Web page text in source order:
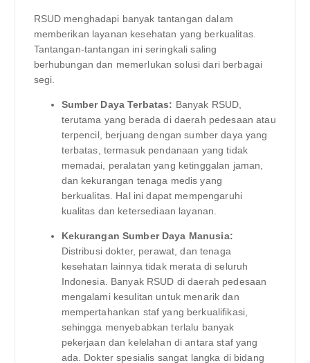
RSUD menghadapi banyak tantangan dalam
memberikan layanan kesehatan yang berkualitas.
Tantangan-tantangan ini seringkali saling
berhubungan dan memerlukan solusi dari berbagai
segi.
Sumber Daya Terbatas: Banyak RSUD,
terutama yang berada di daerah pedesaan atau
terpencil, berjuang dengan sumber daya yang
terbatas, termasuk pendanaan yang tidak
memadai, peralatan yang ketinggalan jaman,
dan kekurangan tenaga medis yang
berkualitas. Hal ini dapat mempengaruhi
kualitas dan ketersediaan layanan.
Kekurangan Sumber Daya Manusia:
Distribusi dokter, perawat, dan tenaga
kesehatan lainnya tidak merata di seluruh
Indonesia. Banyak RSUD di daerah pedesaan
mengalami kesulitan untuk menarik dan
mempertahankan staf yang berkualifikasi,
sehingga menyebabkan terlalu banyak
pekerjaan dan kelelahan di antara staf yang
ada. Dokter spesialis sangat langka di bidang